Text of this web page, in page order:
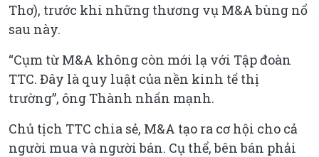
Thơ), trước khi những thương vụ M&A bùng nổ
sau này.
“Cụm từ M&A không còn mới lạ với Tập đoàn
TTC. Đây là quy luật của nền kinh tế thị
trường”, ông Thành nhấn mạnh.
Chủ tịch TTC chia sẻ, M&A tạo ra cơ hội cho cả
người mua và người bán. Cụ thể, bên bán phải